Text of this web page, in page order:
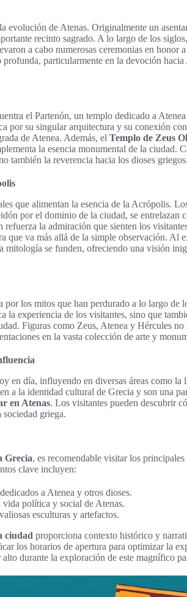
evolución de Atenas. Originalmente un
recinto sagrado. A lo largo de los
a cabo numerosas ceremonias en honor
particularmente en la devoción hacia
el Partenón, un templo dedicado a
por su singular arquitectura y su conexión
de Atenea. Además, el Templo de Zeus
la esencia monumental de la ciudad.
también la reverencia hacia los dioses griegos.
que alimentan la esencia de la Acrópolis.
por el dominio de la ciudad, se entrelazan
la admiración que sienten los
que va más allá de la simple observación. Al
mitología se funden, ofreciendo una visión
por los mitos que han perdurado a lo largo de
la experiencia de los visitantes, sino que
Figuras como Zeus, Atenea y Hércules no
en la vasta colección de arte y
en día, influyendo en diversas áreas como la
a la identidad cultural de Grecia y son una
en Atenas. Los visitantes pueden descubrir
griega.
Grecia, es recomendable visitar los
clave incluyen:
a Atenea y otros dioses.
política y social de Atenas.
esculturas y artefactos.
ciudad proporciona contexto histórico y
los horarios de apertura para optimizar la
durante la exploración de este magnífico